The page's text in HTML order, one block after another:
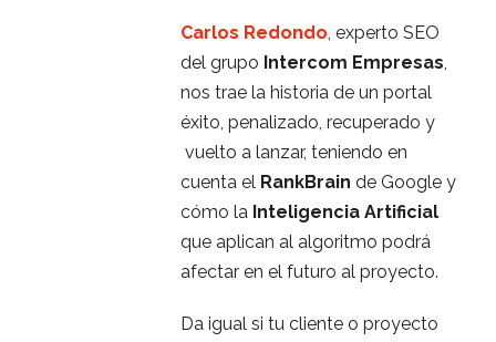
Carlos Redondo, experto SEO
del grupo Intercom Empresas,
nos trae la historia de un portal
éxito, penalizado, recuperado y
vuelto a lanzar, teniendo en
cuenta el RankBrain de Google y
cómo la Inteligencia Artificial
que aplican al algoritmo podrá
afectar en el futuro al proyecto.
Da igual si tu cliente o proyecto